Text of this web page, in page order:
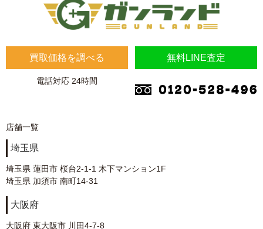
買取価格を調べる 無料LINE査定
電話対応 24時間
店舗一覧
埼玉県
埼玉県 蓮田市 桜台2-1-1 木下マンション1F
埼玉県 加須市 南町14-31
大阪府
大阪府 東大阪市 川田4-7-8